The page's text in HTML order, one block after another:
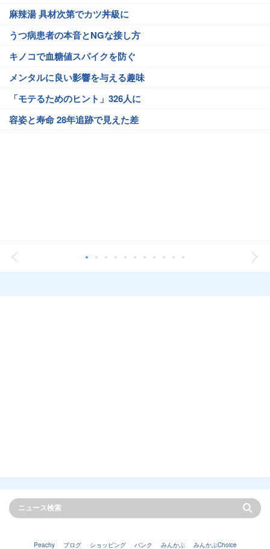
麻辣湯 具材次第でカツ丼級に
うつ病患者の本音とNGな接し方
キノコで血糖値スパイクを防ぐ
メンタルに良い影響を与える趣味
「モテるためのヒント」326人に
容姿と寿命 28年追跡で見えた差
Peachy ブログ ショッピング バンク みんかぶ みんかぶChoice